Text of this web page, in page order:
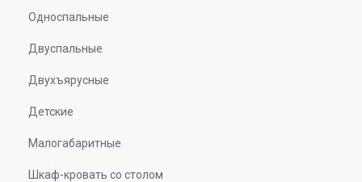
Односпальные
Двуспальные
Двухъярусные
Детские
Малогабаритные
Шкаф-кровать со столом